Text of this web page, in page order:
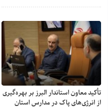
تأکید معاون استاندار البرز بر بهره‌گیری
از انرژی‌های پاک در مدارس استان